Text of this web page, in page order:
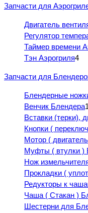
Запчасти для
Двигатель
Регулятор
Таймер времени
Тэн Аэрогриля4
Запчасти для
Блендерные
Венчик Блендера
Вставки (терки),
Кнопки (
Мотор (
Муфты ( втулки )
Нож
Прокладки (
Редукторы к
Чаша ( Стакан )
Шестерни для